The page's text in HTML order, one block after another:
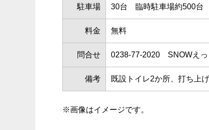
駐車場 30台 臨時駐車場約500台
料金 無料
問合せ 0238-77-2020 SNOWえっ
備考 既設トイレ2か所、打ち上
※画像はイメージです。